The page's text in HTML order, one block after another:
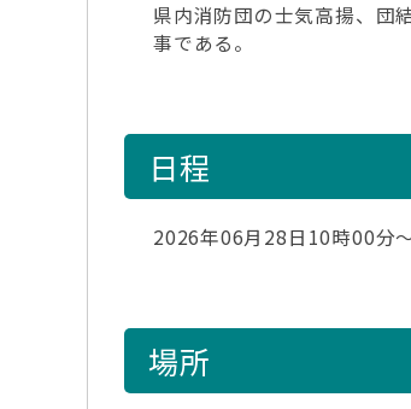
県内消防団の士気高揚、団
事である。
日程
2026年06月28日10時00分
場所